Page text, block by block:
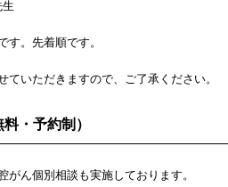
す。先着順です。
ていただきますので、ご了承ください。
・予約制）
がん個別相談も実施しております。